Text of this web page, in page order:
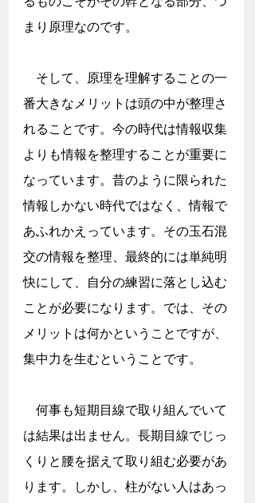
まり原理なのです。
そして、原理を理解することの一
番大きなメリットは頭の中が整理さ
れることです。今の時代は情報収集
よりも情報を整理することが重要に
なっています。昔のように限られた
情報しかない時代ではなく、情報で
あふれかえっています。その玉石混
交の情報を整理、最終的には単純明
快にして、自分の練習に落とし込む
ことが必要になります。では、その
メリットは何かということですが、
集中力を生むということです。
何事も短期目線で取り組んでいて
は結果は出ません。長期目線でじっ
くりと腰を据えて取り組む必要があ
ります。しかし、柱がない人はあっ